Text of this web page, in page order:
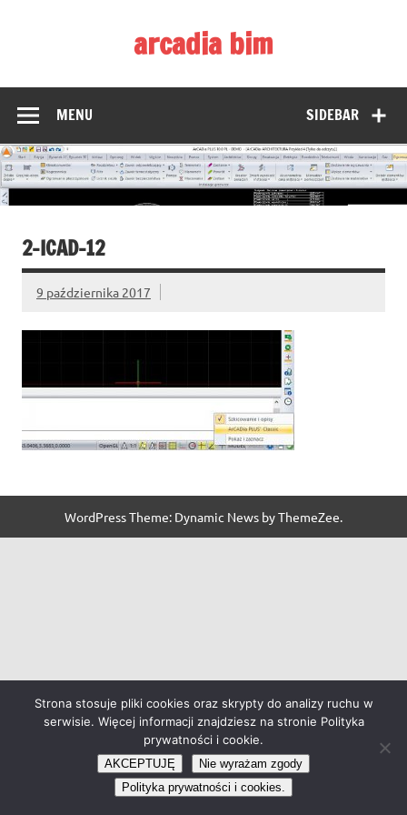
arcadia bim
SIDEBAR
MENU
2-ICAD-12
9 października 2017
WordPress Theme: Dynamic News by ThemeZee.
Strona stosuje pliki cookies oraz skrypty do analizy ruchu w
serwisie. Więcej informacji znajdziesz na stronie Polityka
prywatności i cookie.
AKCEPTUJĘ
Nie wyrażam zgody
Polityka prywatności i cookies.